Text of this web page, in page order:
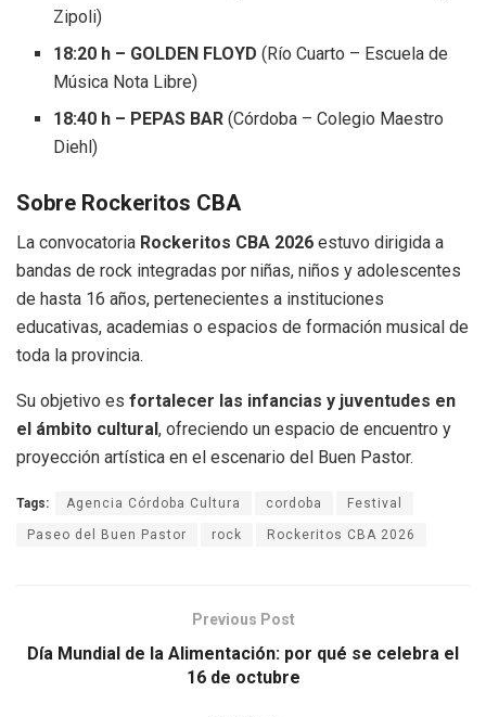
Zipoli)
18:20 h – GOLDEN FLOYD (Río Cuarto – Escuela de
Música Nota Libre)
18:40 h – PEPAS BAR (Córdoba – Colegio Maestro
Diehl)
Sobre Rockeritos CBA
La convocatoria Rockeritos CBA 2026 estuvo dirigida a
bandas de rock integradas por niñas, niños y adolescentes
de hasta 16 años, pertenecientes a instituciones
educativas, academias o espacios de formación musical de
toda la provincia.
Su objetivo es fortalecer las infancias y juventudes en
el ámbito cultural, ofreciendo un espacio de encuentro y
proyección artística en el escenario del Buen Pastor.
Tags: Agencia Córdoba Cultura cordoba Festival
Paseo del Buen Pastor rock Rockeritos CBA 2026
Previous Post
Día Mundial de la Alimentación: por qué se celebra el
16 de octubre